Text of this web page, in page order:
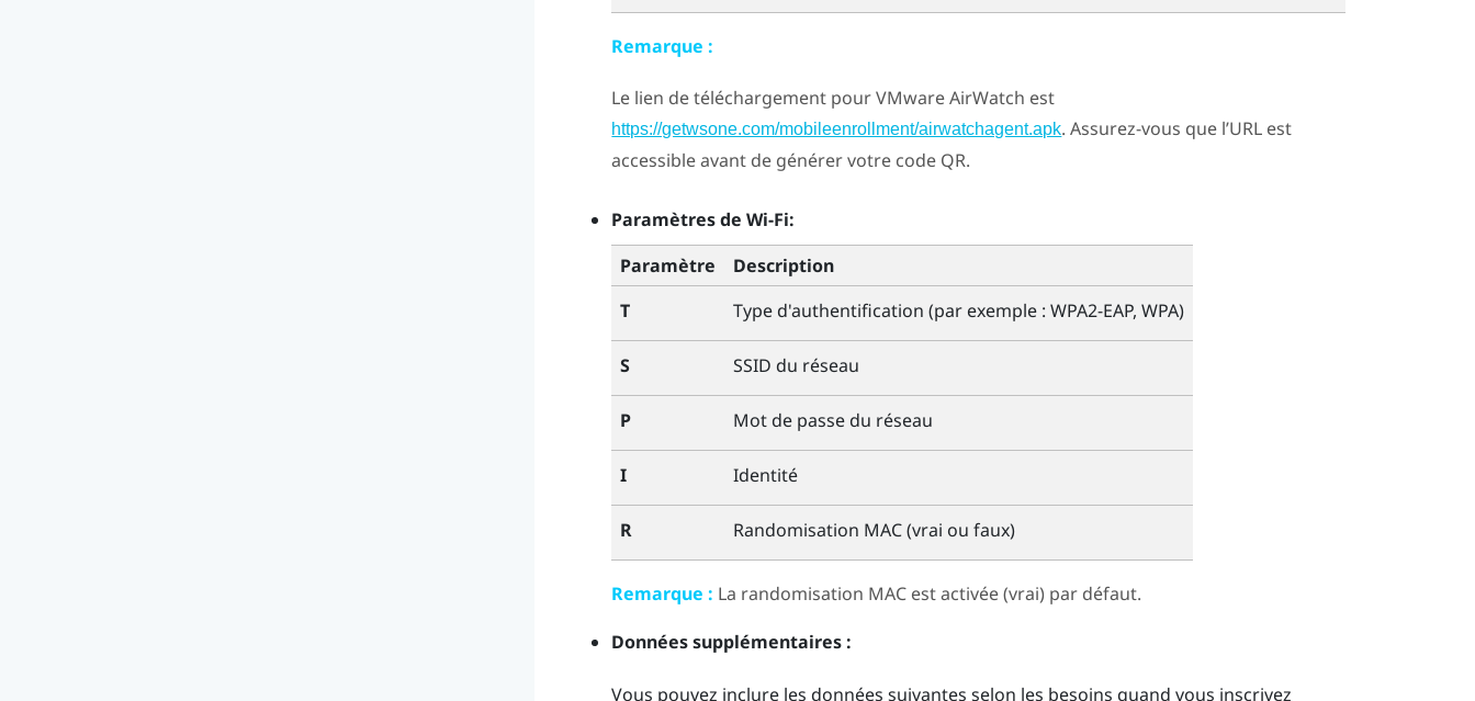
Remarque :
Le lien de téléchargement pourVMware AirWatch est
https://getwsone.com/mobileenrollment/airwatchagent.apk. Assurez-vous que l’URL est
accessible avant de générer votre code QR.
Paramètres deWi-Fi:
Paramètre
Description
T
Type d'authentification (par exemple : WPA2-EAP, WPA)
S SSID du réseau
P Mot de passe du réseau
I Identité
R Randomisation MAC (vrai ou faux)
Remarque : La randomisation MAC est activée (vrai) par défaut.
Données supplémentaires :
Vous pouvez inclure les données suivantes selon les besoins quand vous inscrivez